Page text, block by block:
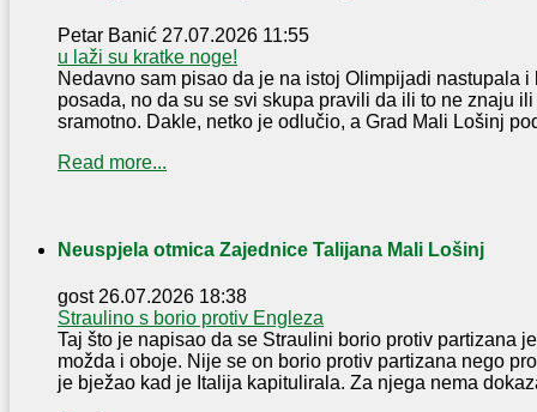
Petar Banić 27.07.2026 11:55
u laži su kratke noge!
Nedavno sam pisao da je na istoj Olimpijadi nastupala i
posada, no da su se svi skupa pravili da ili to ne znaju
sramotno. Dakle, netko je odlučio, a Grad Mali Lošinj
Read more...
Neuspjela otmica Zajednice Talijana Mali Lošinj
gost 26.07.2026 18:38
Straulino s borio protiv Engleza
Taj što je napisao da se Straulini borio protiv partizana
možda i oboje. Nije se on borio protiv partizana nego
je bježao kad je Italija kapitulirala. Za njega nema